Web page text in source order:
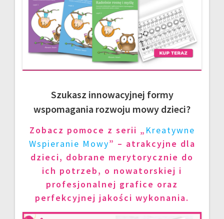
Szukasz innowacyjnej formy
wspomagania rozwoju mowy dzieci?
Zobacz pomoce z serii „ Kreatywne
Wspieranie Mowy” – atrakcyjne dla
dzieci, dobrane merytorycznie do
ich potrzeb, o nowatorskiej i
profesjonalnej grafice oraz
perfekcyjnej jakości wykonania.